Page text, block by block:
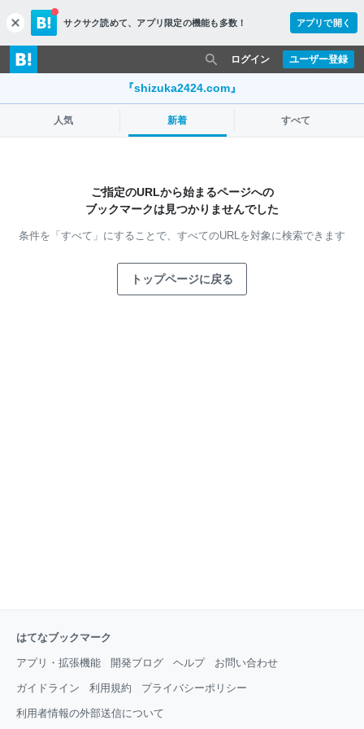
c
l
o
s
サクサク読めて、 アプリ限定の機能も多数！ アプリで開く
ユーザー登録
ログイン
『shizuka2424.com』
人気 新着 すべて
ご指定のURLから始まるページへの
ブックマークは見つかりませんでした
条件を「すべて」にすることで、 すべてのURLを対象に検索できます
トップページに戻る
はてなブックマーク
アプリ・拡張機能 開発ブログ ヘルプ お問い合わせ
ガイドライン 利用規約 プライバシーポリシー
利用者情報の外部送信について